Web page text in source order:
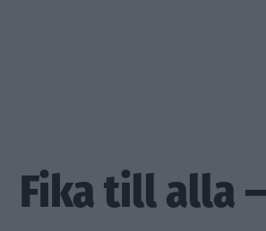
Fika till alla